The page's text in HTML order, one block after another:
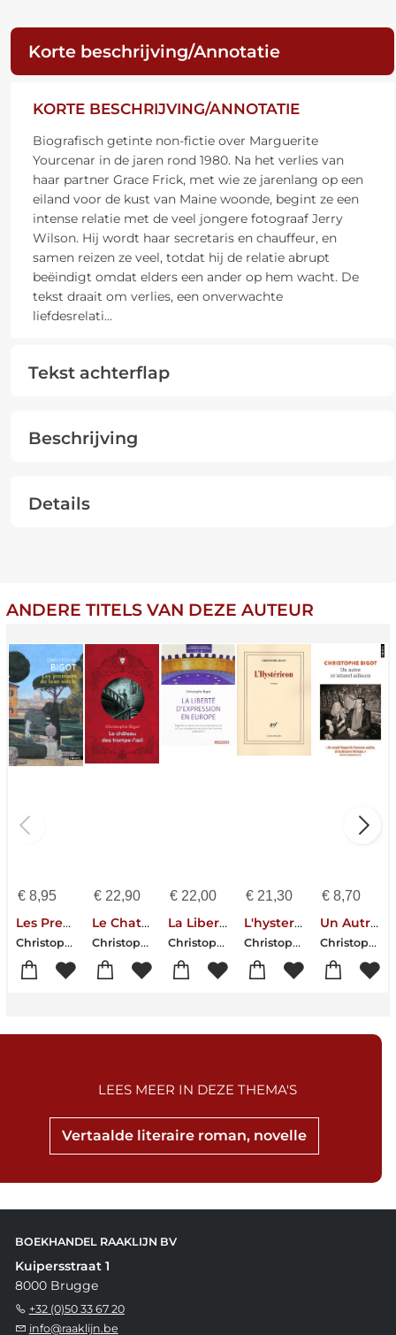
Korte beschrijving/Annotatie
KORTE BESCHRIJVING/ANNOTATIE
Biografisch getinte non-fictie over Marguerite
Yourcenar in de jaren rond 1980. Na het verlies van
haar partner Grace Frick, met wie ze jarenlang op een
eiland voor de kust van Maine woonde, begint ze een
intense relatie met de veel jongere fotograaf Jerry
Wilson. Hij wordt haar secretaris en chauffeur, en
samen reizen ze veel, totdat hij de relatie abrupt
beëindigt omdat elders een ander op hem wacht. De
tekst draait om verlies, een onverwachte
liefdesrelati...
Tekst achterflap
Beschrijving
Details
ANDERE TITELS VAN DEZE AUTEUR
€8,95
Les Premiers De Leur Siecle
Christophe Bigot
€22,90
Le Chateau Des Trompe-l'oeil
Christophe Bigot
€ 22,00
La Liberte D'expression En Europe ; Regards Sur 12 Ans De Jurisprudence De La Cour Europeenne Des Droit De L'homme (2006-2017)
Christophe Bigot
€ 21,30
L'hystericon
Christophe Bigot
€ 8,70
Un Autre M'attend Ailleurs
Christophe Bigot
Vertaalde literaire roman, novelle
LEES MEER IN DEZE THEMA'S
BOEKHANDEL RAAKLIJN BV
Kuipersstraat 1
8000 Brugge
+32 (0)50 33 67 20
info@raaklijn.be